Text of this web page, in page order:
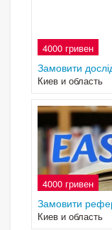
4000 гривен
Замовити
Киев и область
4000 гривен
Замовити
Киев и область